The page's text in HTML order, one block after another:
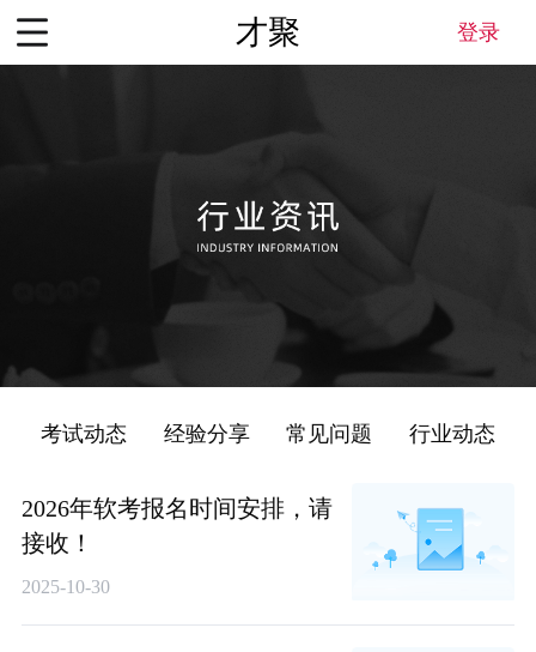
才聚 登录
考试动态 经验分享 常见问题 行业动态
2026年软考报名时间安排，请
接收！
2025-10-30